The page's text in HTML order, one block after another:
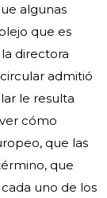
algunas
que es
directora
admitió
le resulta
cómo
que las
que
uno de los